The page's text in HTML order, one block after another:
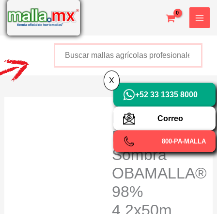
contenido
Estructura
Para Malla
Sombra
OBAMALLA®
98%
4.2x50m
X
+52 800 726 2552
+52 33 1335 8000
Correo
800-PA-MALLA
X